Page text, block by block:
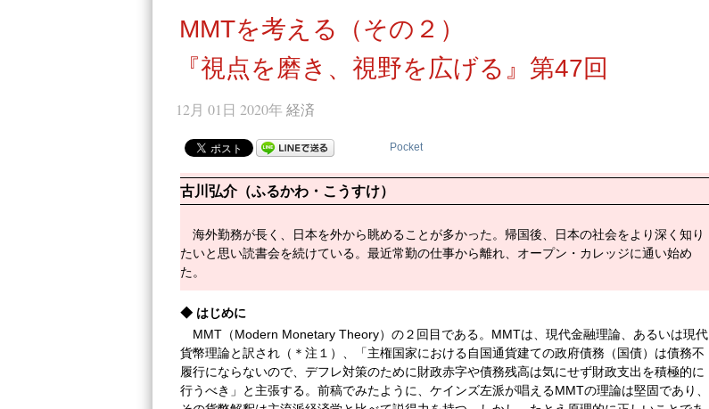
MMTを考える（その２）
『視点を磨き、視野を広げる』第47回
12月 01日 2020年 経済
Pocket
古川弘介（ふるかわ・こうすけ）
海外勤務が長く、日本を外から眺めることが多かった。帰国後、日本の社会をより深く知り
たいと思い読書会を続けている。最近常勤の仕事から離れ、オープン・カレッジに通い始め
た。
◆ はじめに
MMT（Modern Monetary Theory）の２回目である。MMTは、現代金融理論、あるいは現代
貨幣理論と訳され（＊注１）、「主権国家における自国通貨建ての政府債務（国債）は債務不
履行にならないので、デフレ対策のために財政赤字や債務残高は気にせず財政支出を積極的に
行うべき」と主張する。前稿でみたように、ケインズ左派が唱えるMMTの理論は堅固であり、